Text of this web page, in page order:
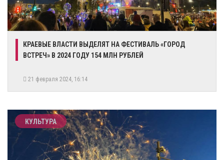
​КРАЕВЫЕ ВЛАСТИ ВЫДЕЛЯТ НА ФЕСТИВАЛЬ «ГОРОД
ВСТРЕЧ» В 2024 ГОДУ 154 МЛН РУБЛЕЙ
21 февраля 2024, 16:14
КУЛЬТУРА